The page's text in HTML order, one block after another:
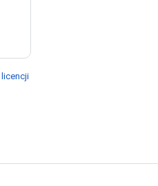
licencji